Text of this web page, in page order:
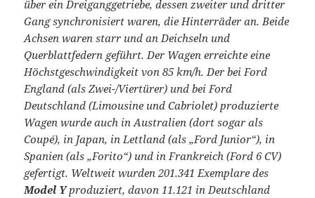
über ein Dreiganggetriebe, dessen zweiter und dritter
Gang synchronisiert waren, die Hinterräder an. Beide
Achsen waren starr und an Deichseln und
Querblattfedern geführt. Der Wagen erreichte eine
Höchstgeschwindigkeit von 85 km/h. Der bei Ford
England (als Zwei-/Viertürer) und bei Ford
Deutschland (Limousine und Cabriolet) produzierte
Wagen wurde auch in Australien (dort sogar als
Coupé), in Japan, in Lettland (als „Ford Junior“), in
Spanien (als „Forito“) und in Frankreich (Ford 6 CV)
gefertigt. Weltweit wurden 201.341 Exemplare des
Model Yproduziert, davon 11.121 in Deutschland